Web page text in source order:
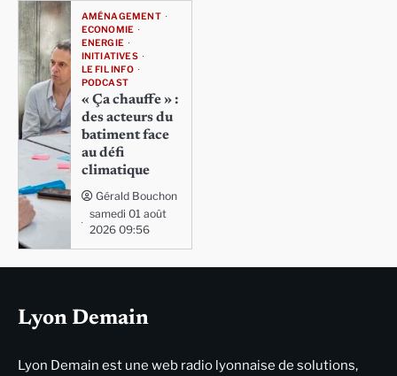
AMÉNAGEMENT
ECONOMIE
ENERGIE
INITIATIVES
LE FIL INFO
PODCAST
« Ça chauffe » :
des acteurs du
batiment face
au défi
climatique
Gérald Bouchon
samedi 01 août
2026 09:56
Lyon Demain
Lyon Demain est une web radio lyonnaise de solutions,